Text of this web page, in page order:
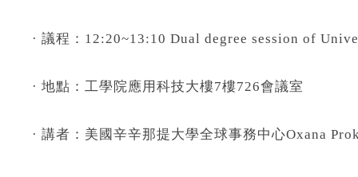
· 議程：12:20~13:10 Dual degree session of
· 地點：工學院應用科技大樓7樓726會議室
· 講者：美國辛辛那提大學全球事務中心Oxana